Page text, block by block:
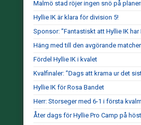
Malmö stad röjer ingen snö på
Hyllie IK är klara för division 5!
Sponsor: ”Fantastiskt att Hyllie IK
Häng med till den avgörande
Fördel Hyllie IK i kvalet
Kvalfinaler: ”Dags att krama ur det
Hyllie IK för Rosa Bandet
Herr: Storseger med 6-1 i första
Åter dags för Hyllie Pro Camp på